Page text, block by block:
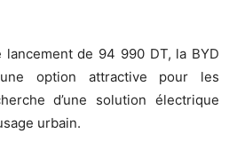
de 94 990 DT, la BYD
option attractive pour les
d’une solution électrique
urbain.